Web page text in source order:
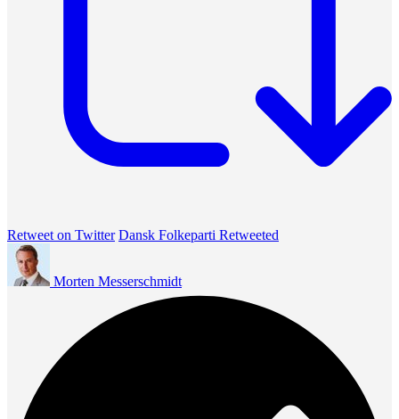
Retweet on Twitter Dansk Folkeparti Retweeted
Morten Messerschmidt